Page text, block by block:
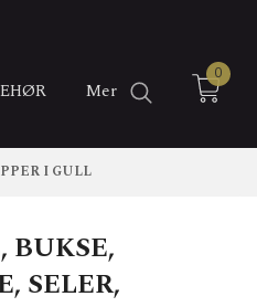
Mer
0
I GULL
BUKSE,
SELER,